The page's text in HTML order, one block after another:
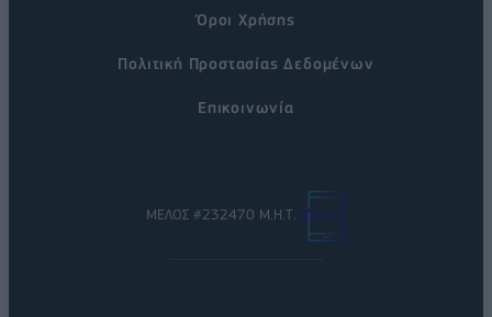
Όροι Χρήσης
Πολιτική Προστασίας Δεδομένων
Επικοινωνία
ΜΕΛΟΣ #232470 Μ.Η.Τ.